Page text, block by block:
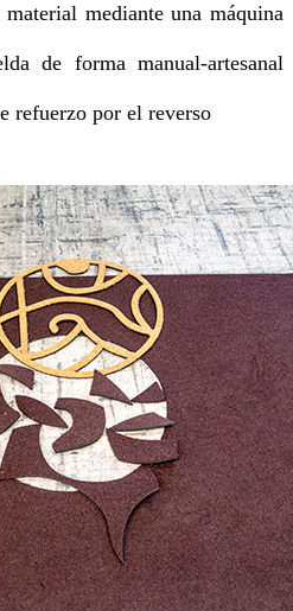
mediante una máquina
de forma manual-artesanal
refuerzo por el reverso